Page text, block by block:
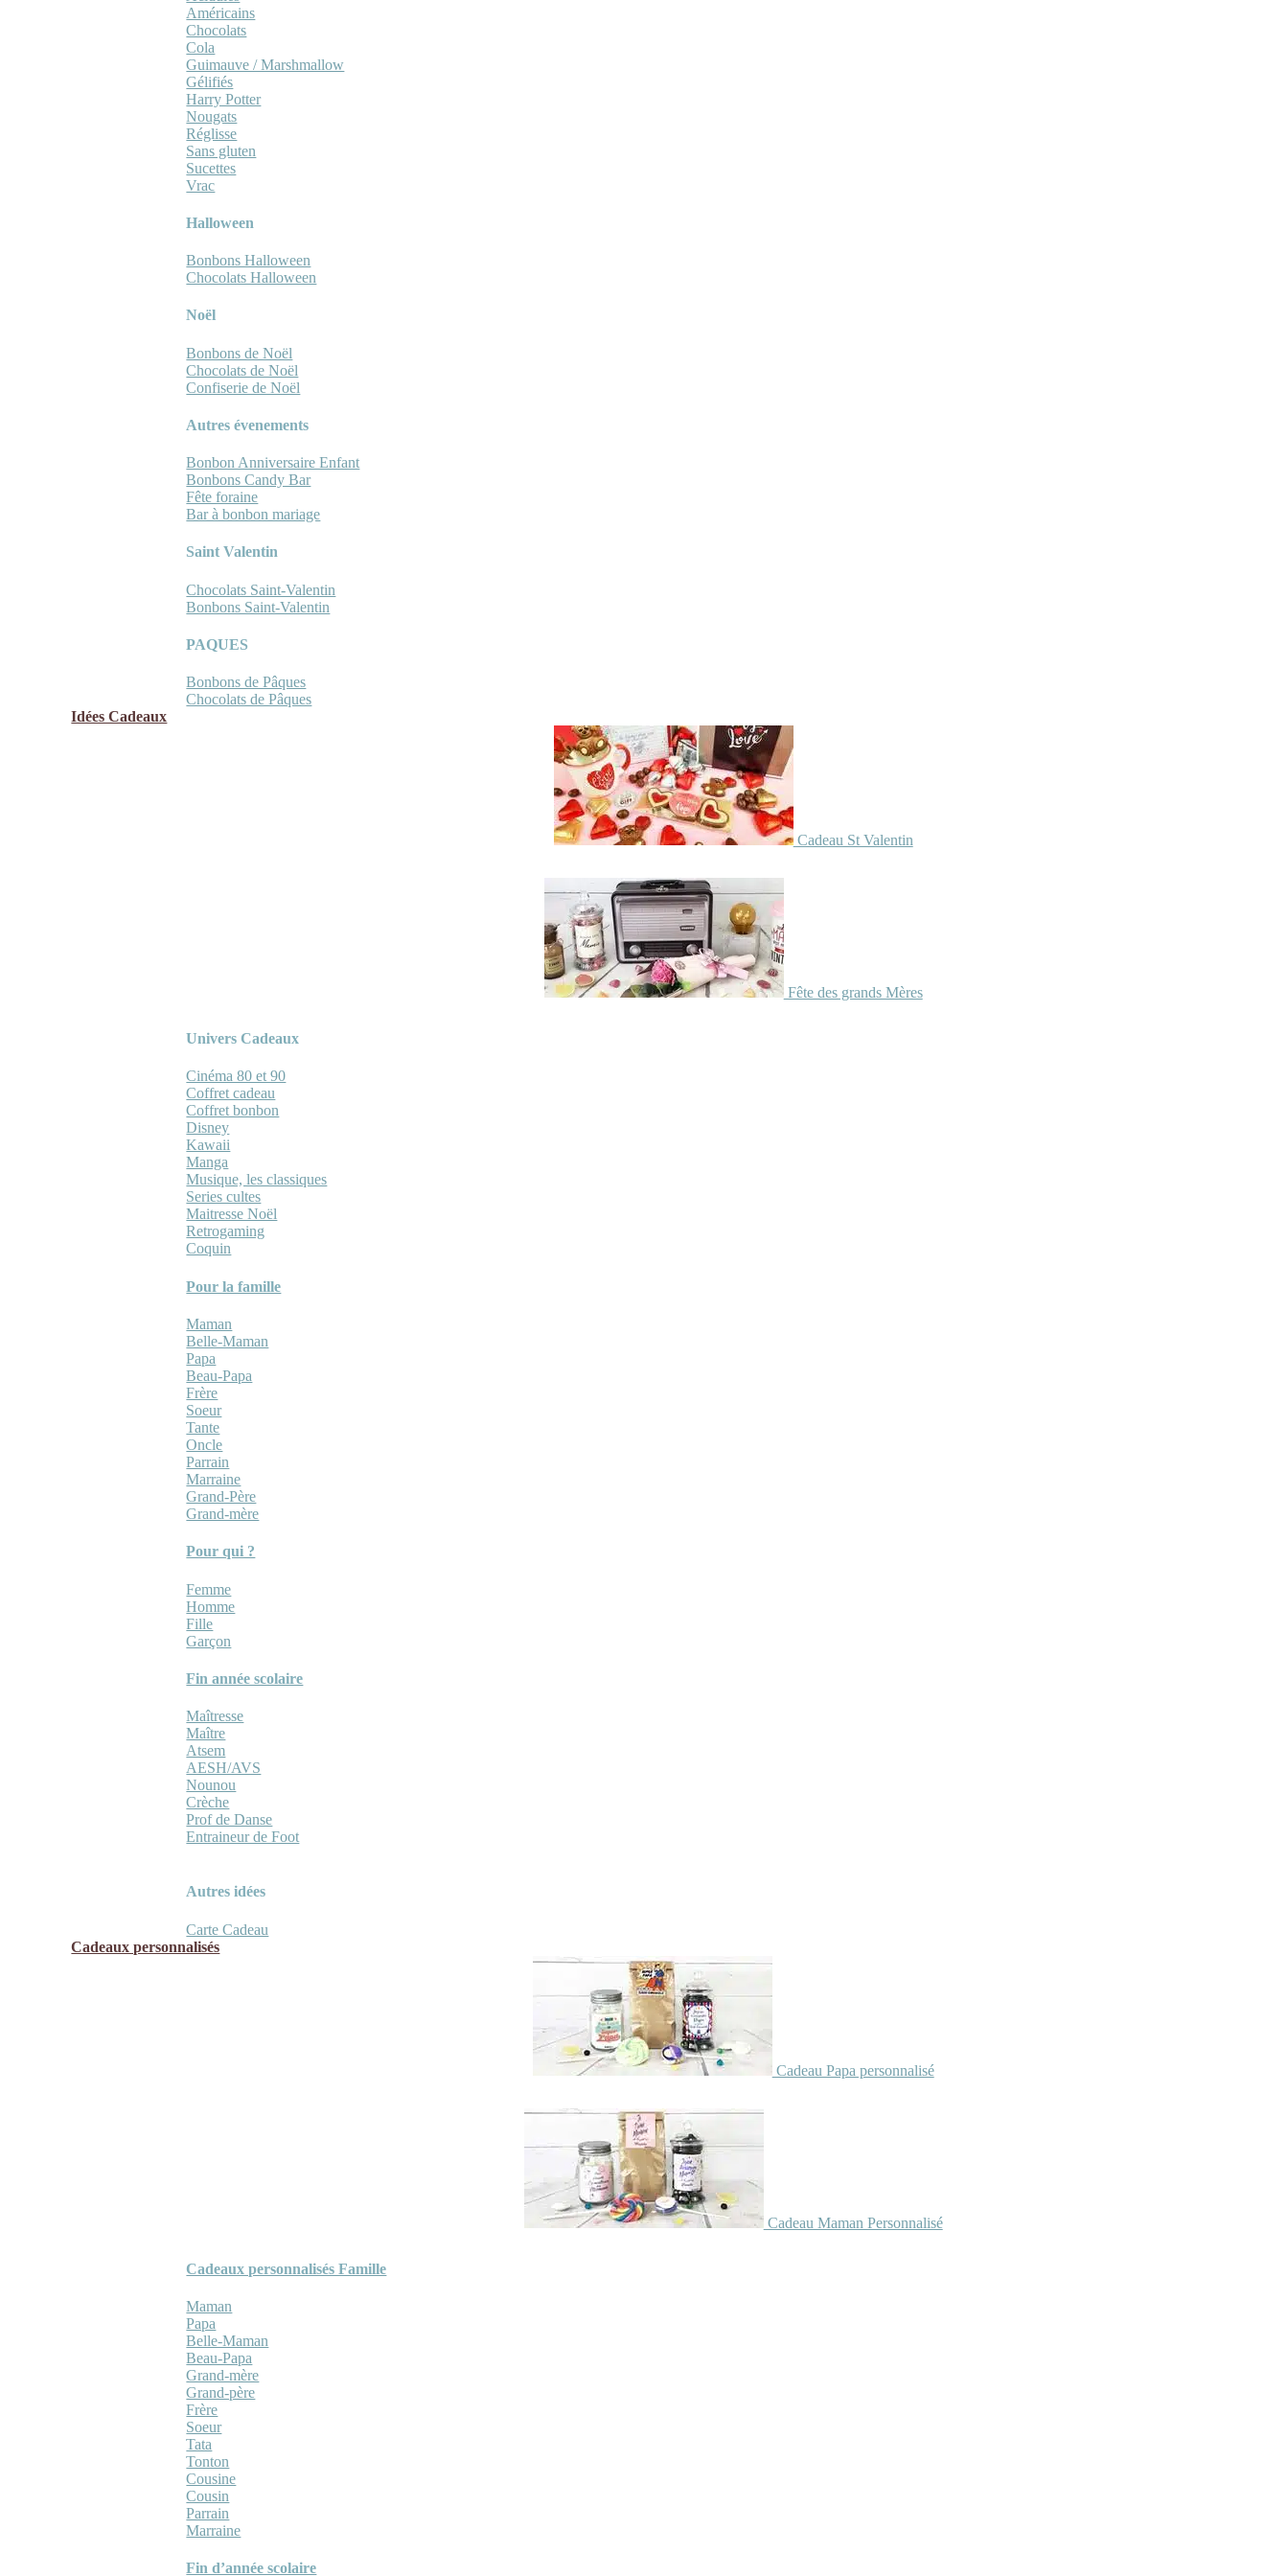
Américains
Chocolats
Cola
Guimauve / Marshmallow
Gélifiés
Harry Potter
Nougats
Réglisse
Sans gluten
Sucettes
Vrac
Halloween
Bonbons Halloween
Chocolats Halloween
Noël
Bonbons de Noël
Chocolats de Noël
Confiserie de Noël
Autres évenements
Bonbon Anniversaire Enfant
Bonbons Candy Bar
Fête foraine
Bar à bonbon mariage
Saint Valentin
Chocolats Saint-Valentin
Bonbons Saint-Valentin
PAQUES
Bonbons de Pâques
Chocolats de Pâques
Idées Cadeaux
Cadeau St Valentin
Fête des grands Mères
Univers Cadeaux
Cinéma 80 et 90
Coffret cadeau
Coffret bonbon
Disney
Kawaii
Manga
Musique, les classiques
Series cultes
Maitresse Noël
Retrogaming
Coquin
Pour la famille
Maman
Belle-Maman
Papa
Beau-Papa
Frère
Soeur
Tante
Oncle
Parrain
Marraine
Grand-Père
Grand-mère
Pour qui ?
Femme
Homme
Fille
Garçon
Fin année scolaire
Maîtresse
Maître
Atsem
AESH/AVS
Nounou
Crèche
Prof de Danse
Entraineur de Foot
Autres idées
Carte Cadeau
Cadeaux personnalisés
Cadeau Papa personnalisé
Cadeau Maman Personnalisé
Cadeaux personnalisés Famille
Maman
Papa
Belle-Maman
Beau-Papa
Grand-mère
Grand-père
Frère
Soeur
Tata
Tonton
Cousine
Cousin
Parrain
Marraine
Fin d’année scolaire